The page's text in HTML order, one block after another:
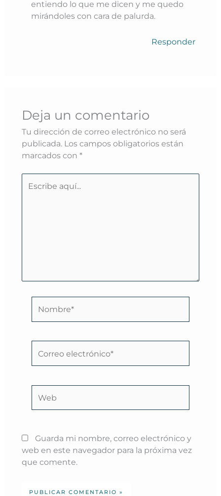
entiendo lo que me dicen y me quedo
mirándoles con cara de palurda.
Responder
Deja un comentario
Tu dirección de correo electrónico no será
publicada. Los campos obligatorios están
marcados con *
aquí...
electrónico*
Guarda mi nombre, correo electrónico y
web en este navegador para la próxima vez
que comente.